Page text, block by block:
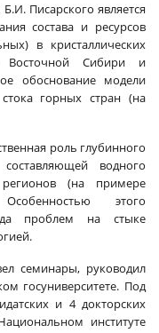
Писарского является
состава и ресурсов
в кристаллических
Восточной Сибири и
обоснование модели
горных стран (на
роль глубинного
водного
регионов (на примере
этого
проблем на стыке
семинары, руководил
госуниверситете. Под
и 4 докторских
институте